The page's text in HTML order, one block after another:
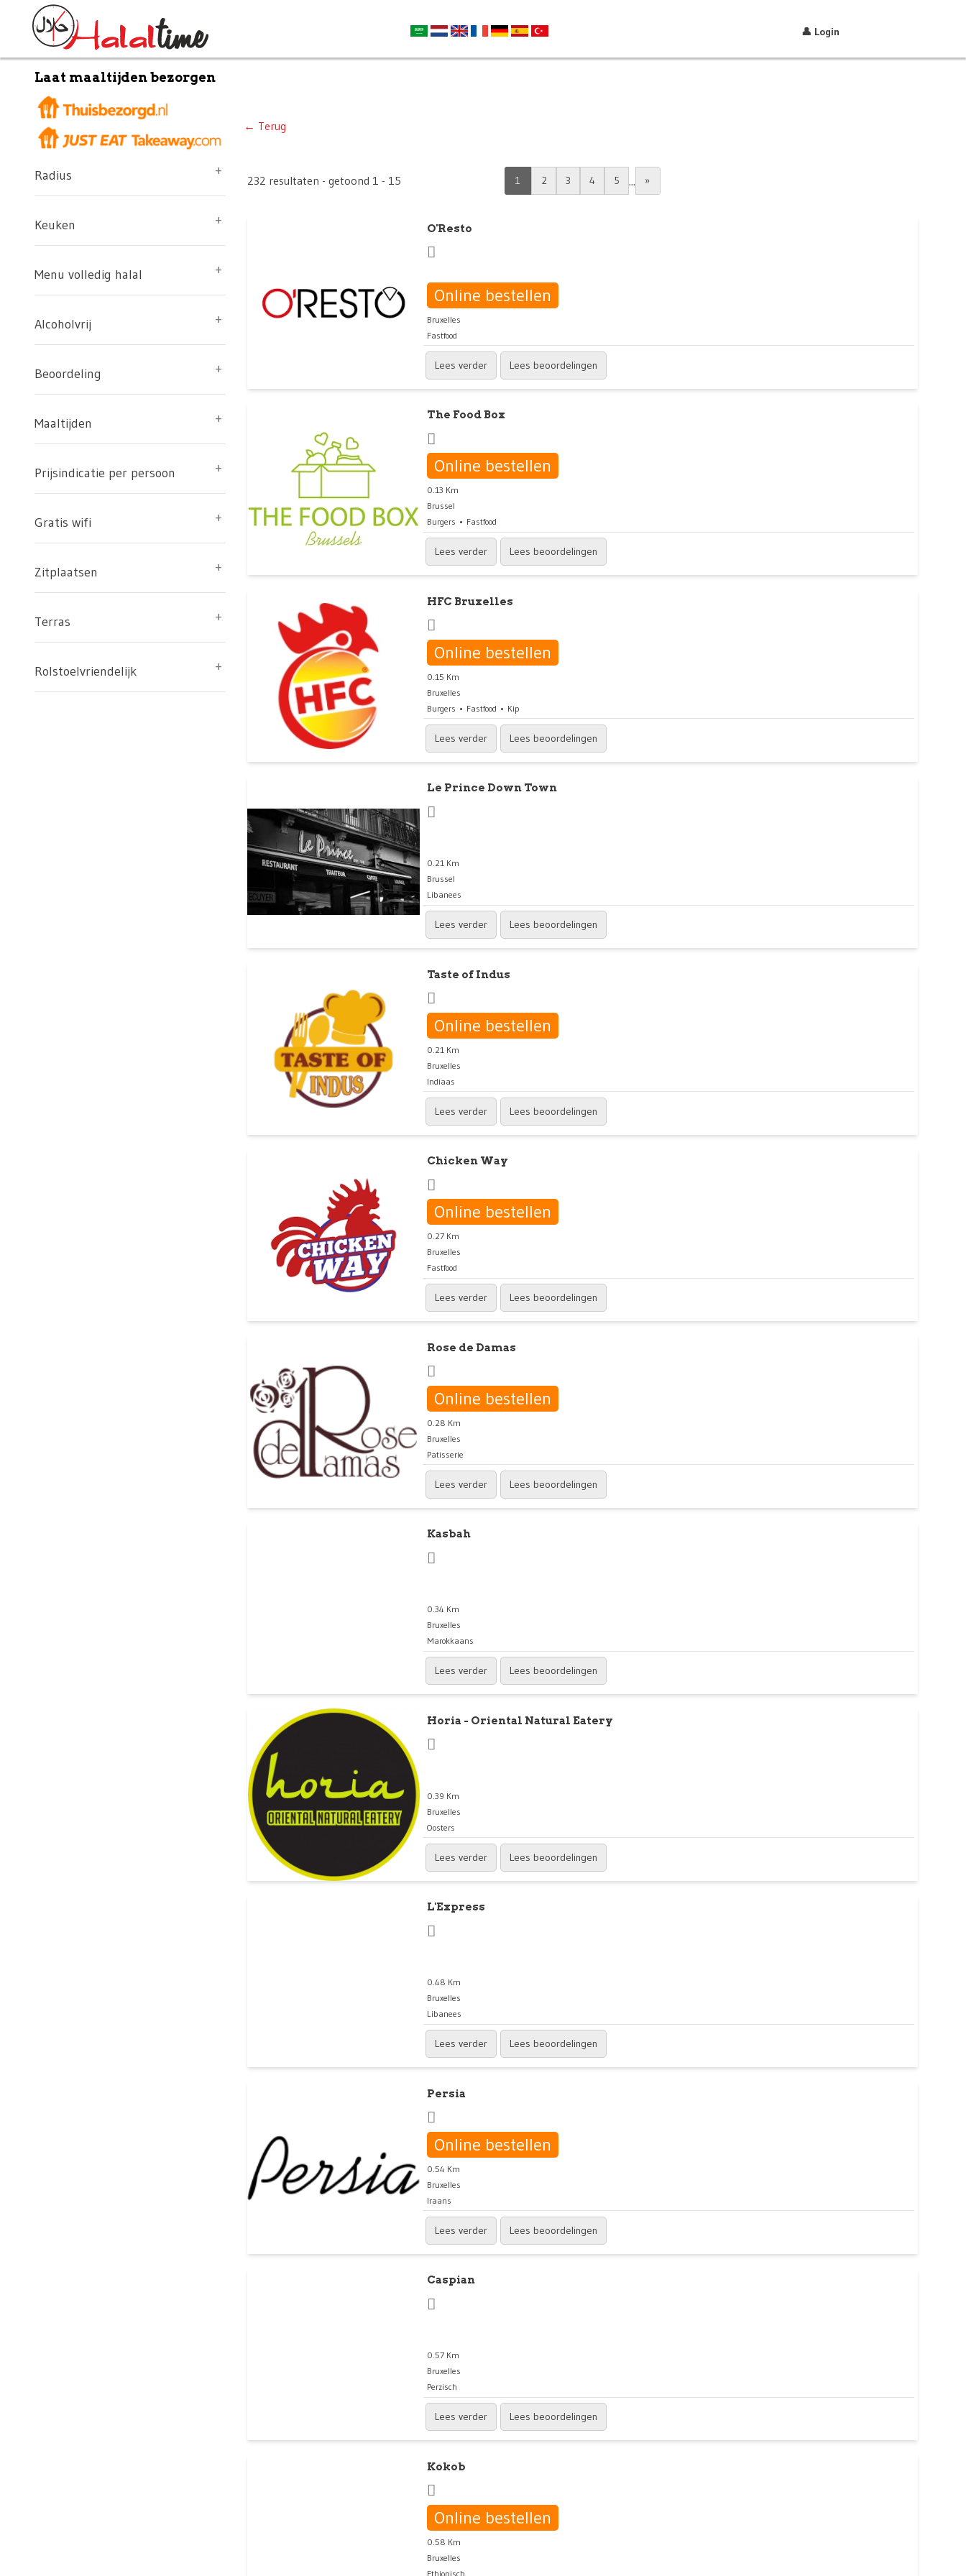
👤 Login
Laat maaltijden bezorgen
Radius
Keuken
Menu volledig halal
Alcoholvrij
Beoordeling
Maaltijden
Prijsindicatie per persoon
Gratis wifi
Zitplaatsen
Terras
Rolstoelvriendelijk
← Terug
232 resultaten - getoond 1 - 15 1 2 3 4 5 ... »
O'Resto
Online bestellen
Bruxelles
Fastfood
Lees verder Lees beoordelingen
The Food Box
Online bestellen
0.13 Km
Brussel
Burgers
Fastfood
Lees verder Lees beoordelingen
HFC Bruxelles
Online bestellen
0.15 Km
Bruxelles
Burgers
Fastfood Kip
Lees verder Lees beoordelingen
Le Prince Down Town
0.21 Km
Brussel
Libanees
Lees verder Lees beoordelingen
Taste of Indus
Online bestellen
0.21 Km
Bruxelles
Indiaas
Lees verder Lees beoordelingen
Chicken Way
Online bestellen
0.27 Km
Bruxelles
Fastfood
Lees verder Lees beoordelingen
Rose de Damas
Online bestellen
0.28 Km
Bruxelles
Patisserie
Lees verder Lees beoordelingen
Kasbah
0.34 Km
Bruxelles
Marokkaans
Lees verder Lees beoordelingen
Horia - Oriental Natural Eatery
0.39 Km
Bruxelles
Oosters
Lees verder Lees beoordelingen
L'Express
0.48 Km
Bruxelles
Libanees
Lees verder Lees beoordelingen
Persia
Online bestellen
0.54 Km
Bruxelles
Iraans
Lees verder Lees beoordelingen
Caspian
0.57 Km
Bruxelles
Perzisch
Lees verder Lees beoordelingen
Kokob
Online bestellen
0.58 Km
Bruxelles
Ethiopisch